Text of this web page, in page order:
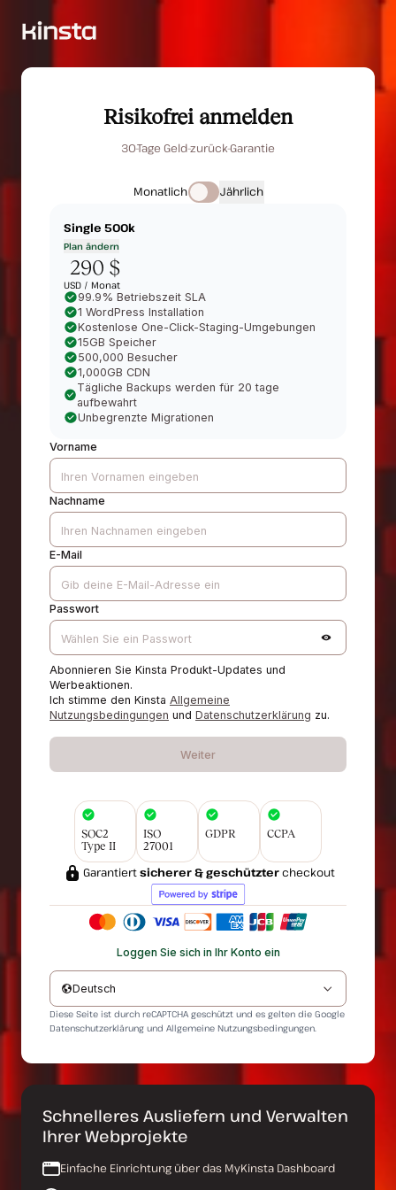
Risikofrei anmelden
30-Tage Geld-zurück-Garantie
Monatlich Jährlich
Single 500k
Plan ändern
290 $
USD / Monat
99.9% Betriebszeit SLA
1 WordPress Installation
Kostenlose One-Click-Staging-Umgebungen
15GB Speicher
500,000 Besucher
1,000GB CDN
Tägliche Backups werden für 20 tage
aufbewahrt
Unbegrenzte Migrationen
Vorname
Nachname
E-Mail
Passwort
Abonnieren Sie Kinsta Produkt-Updates und
Werbeaktionen.
Ich stimme den Kinsta Allgemeine
Nutzungsbedingungen und Datenschutzerklärung zu.
Weiter
SOC2
Type II
ISO
27001
GDPR CCPA
Garantiertsicherer & geschütztercheckout
Loggen Sie sich in Ihr Konto ein
Deutsch
Diese Seite ist durch reCAPTCHA geschützt und es gelten die Google
Datenschutzerklärung und Allgemeine Nutzungsbedingungen.
Schnelleres Ausliefern und Verwalten
Ihrer Webprojekte
Einfache Einrichtung über das MyKinsta Dashboard